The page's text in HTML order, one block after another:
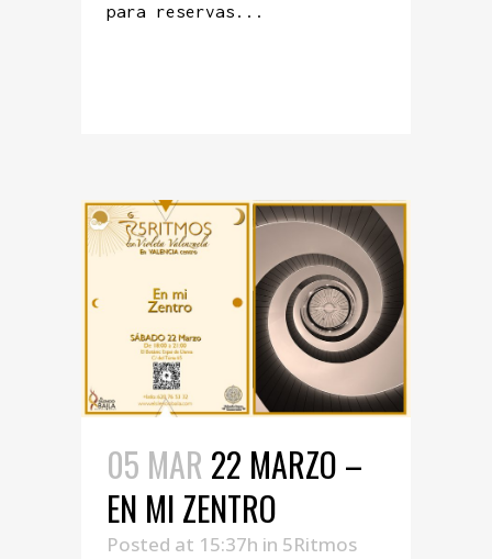
para reservas...
05 MAR 22 MARZO –
EN MI ZENTRO
Posted at 15:37h in 5Ritmos